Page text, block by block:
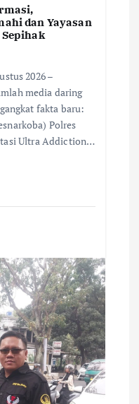
dan Yayasan
2026 –
media daring
fakta baru:
Polres
Ultra Addiction…